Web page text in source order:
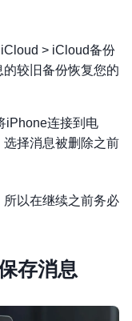
> iCloud备份
较旧备份恢复您的
iPhone连接到电
择消息被删除之前
以在继续之前务必
存消息